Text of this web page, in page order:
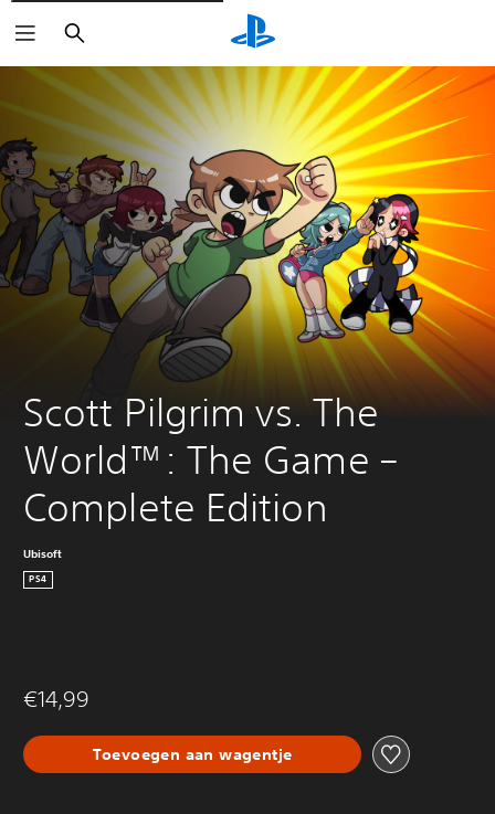
Zoeken
Scott Pilgrim vs. The
World™: The Game –
Complete Edition
Ubisoft
PS4
€14,99
Toevoegen aan wagentje